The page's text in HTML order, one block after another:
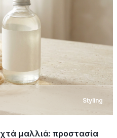
Styling
μαλλιά: προστασία